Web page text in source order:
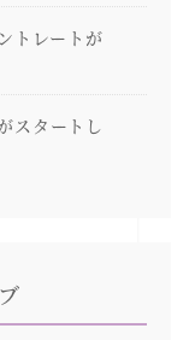
トレートが
スタートし